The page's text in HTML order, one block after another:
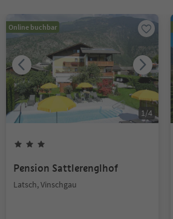
Online buchbar
1/4
Pension Sattlerenglhof
Latsch, Vinschgau